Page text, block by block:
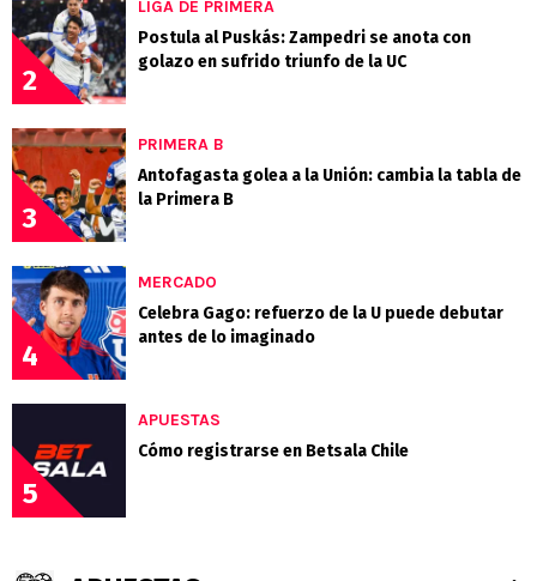
2
LIGA DE PRIMERA
Postula al Puskás: Zampedri se anota con
golazo en sufrido triunfo de la UC
3
PRIMERA B
Antofagasta golea a la Unión: cambia la tabla de
la Primera B
4
MERCADO
Celebra Gago: refuerzo de la U puede debutar
antes de lo imaginado
5
APUESTAS
Cómo registrarse en Betsala Chile